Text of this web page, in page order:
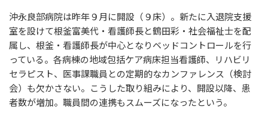
沖永良部病院は昨年９月に開設（９床）。新たに入退院支援
室を設けて根釜富美代・看護師長と鶴田彩・社会福祉士を配
属し、根釜・看護師長が中心となりベッドコントロールを行
っている。各病棟の地域包括ケア病床担当看護師、リハビリ
セラピスト、医事課職員との定期的なカンファレンス（検討
会）も欠かさない。こうした取り組みにより、開設以降、患
者数が増加。職員間の連携もスムーズになったという。